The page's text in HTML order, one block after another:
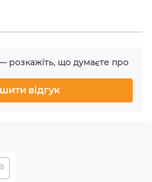
розкажіть, що думаєте про
відгук